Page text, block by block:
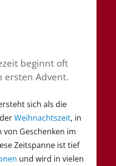
beginnt oft
ersten Advent.
sich als die
Weihnachtszeit, in
von Geschenken im
Zeitspanne ist tief
und wird in vielen